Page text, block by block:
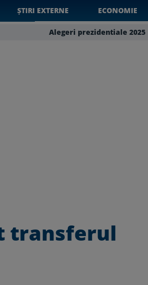
ȘTIRI EXTERNE ECONOMIE
Alegeri prezidentiale 2025
transferul